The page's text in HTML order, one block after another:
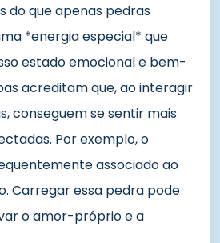
do que apenas pedras
*energia especial* que
estado emocional e bem-
acreditam que, ao interagir
conseguem se sentir mais
Por exemplo, o
associado ao
Carregar essa pedra pode
o amor-próprio e a